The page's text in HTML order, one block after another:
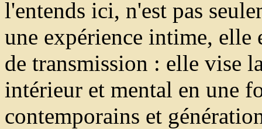
l'entends ici, n'est pas
une expérience intime, elle
de transmission : elle vise
intérieur et mental en une
contemporains et